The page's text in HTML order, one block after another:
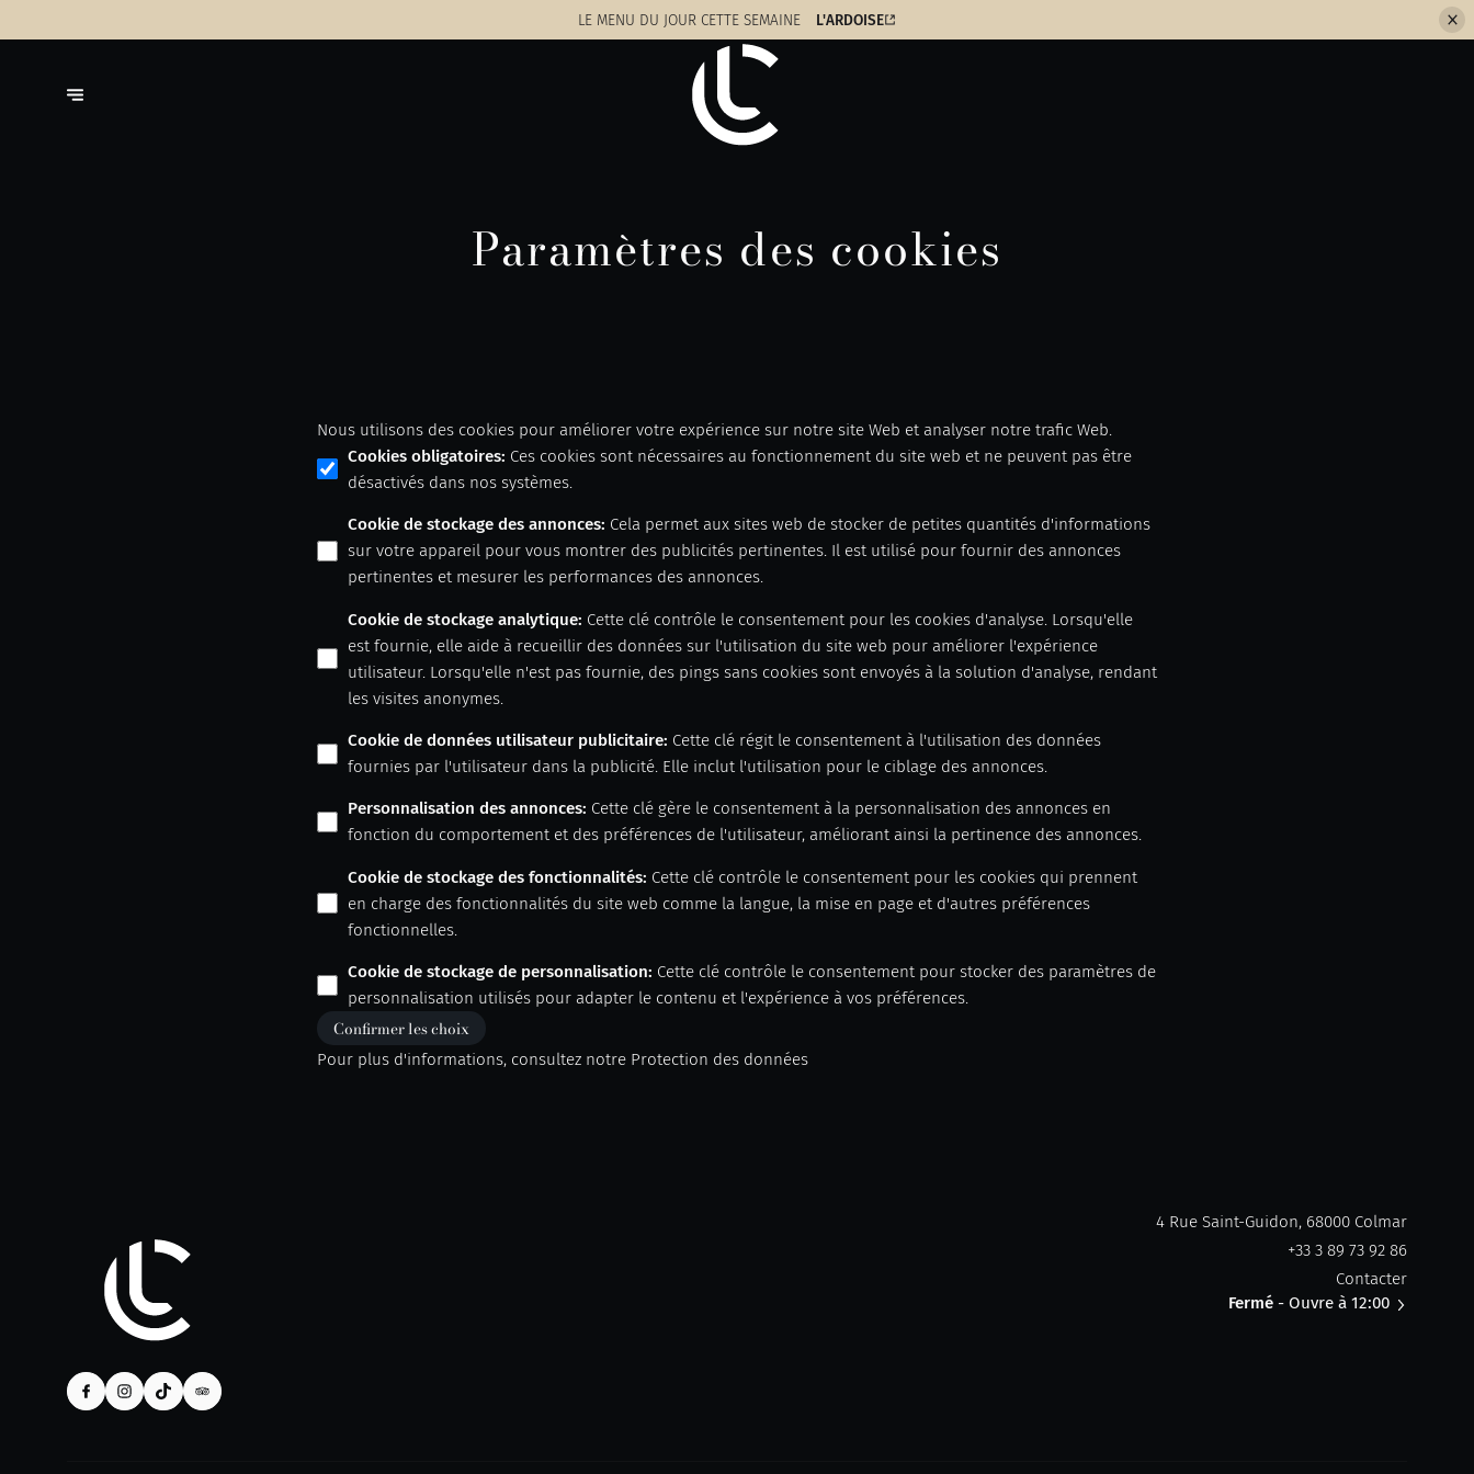
LE MENU DU JOUR CETTE SEMAINE L'ARDOISE
Paramètres des cookies
Nous utilisons des cookies pour améliorer votre expérience sur notre site Web et analyser notre trafic Web.
Cookies obligatoires: Ces cookies sont nécessaires au fonctionnement du site web et ne peuvent pas être
désactivés dans nos systèmes.
Cookie de stockage des annonces: Cela permet aux sites web de stocker de petites quantités d'informations
sur votre appareil pour vous montrer des publicités pertinentes. Il est utilisé pour fournir des annonces
pertinentes et mesurer les performances des annonces.
Cookie de stockage analytique: Cette clé contrôle le consentement pour les cookies d'analyse. Lorsqu'elle
est fournie, elle aide à recueillir des données sur l'utilisation du site web pour améliorer l'expérience
utilisateur. Lorsqu'elle n'est pas fournie, des pings sans cookies sont envoyés à la solution d'analyse, rendant
les visites anonymes.
Cookie de données utilisateur publicitaire: Cette clé régit le consentement à l'utilisation des données
fournies par l'utilisateur dans la publicité. Elle inclut l'utilisation pour le ciblage des annonces.
Personnalisation des annonces: Cette clé gère le consentement à la personnalisation des annonces en
fonction du comportement et des préférences de l'utilisateur, améliorant ainsi la pertinence des annonces.
Cookie de stockage des fonctionnalités: Cette clé contrôle le consentement pour les cookies qui prennent
en charge des fonctionnalités du site web comme la langue, la mise en page et d'autres préférences
fonctionnelles.
Cookie de stockage de personnalisation: Cette clé contrôle le consentement pour stocker des paramètres de
personnalisation utilisés pour adapter le contenu et l'expérience à vos préférences.
Confirmer les choix
Pour plus d'informations, consultez notre Protection des données
4 Rue Saint-Guidon, 68000 Colmar
+33 3 89 73 92 86
Contacter
Fermé- Ouvre à 12:00